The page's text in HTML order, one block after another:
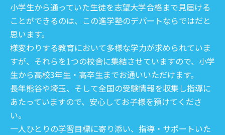
小学生から通っていた生徒を志望大学合格まで見届ける
ことができるのは、この進学塾のデパートならではだと
思います。
様変わりする教育において多様な学力が求められていま
すが、それらを1つの校舎に集結させていますので、小学
生から高校3年生・高卒生までお通いいただけます。
長年熊谷や埼玉、そして全国の受験情報を収集し指導に
あたっていますので、安心してお子様を預けてくださ
い。
一人ひとりの学習目標に寄り添い、指導・サポートいた